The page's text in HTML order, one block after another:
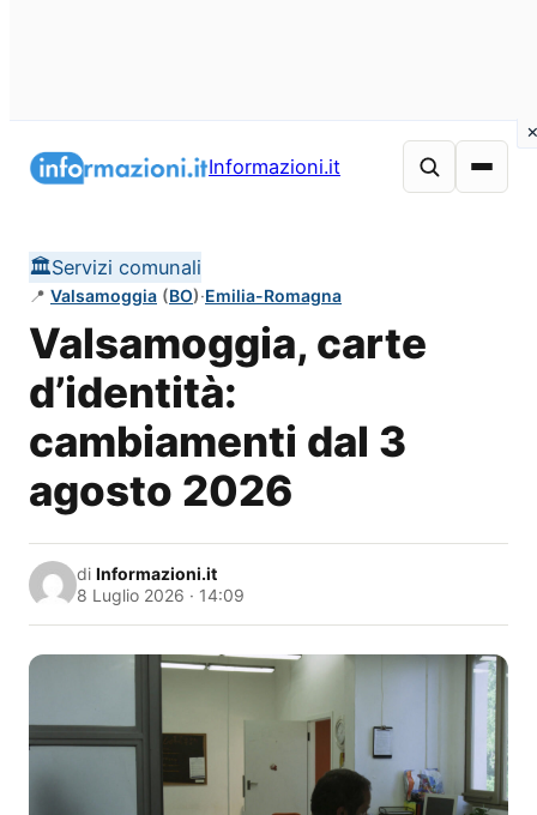
Informazioni.it
🏛️Servizi comunali
📍 Valsamoggia (BO)·Emilia-Romagna
Valsamoggia, carte
d’identità:
cambiamenti dal 3
agosto 2026
di Informazioni.it
8 Luglio 2026 · 14:09